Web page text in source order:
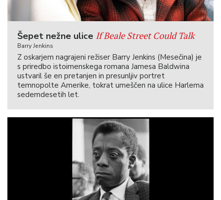
Šepet nežne ulice If Beale Street Could Talk
Barry Jenkins
Z oskarjem nagrajeni režiser Barry Jenkins (Mesečina) je
s priredbo istoimenskega romana Jamesa Baldwina
ustvaril še en pretanjen in presunljiv portret
temnopolte Amerike, tokrat umeščen na ulice Harlema
sedemdesetih let.